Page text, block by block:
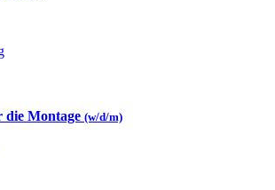
die Montage (w/d/m)